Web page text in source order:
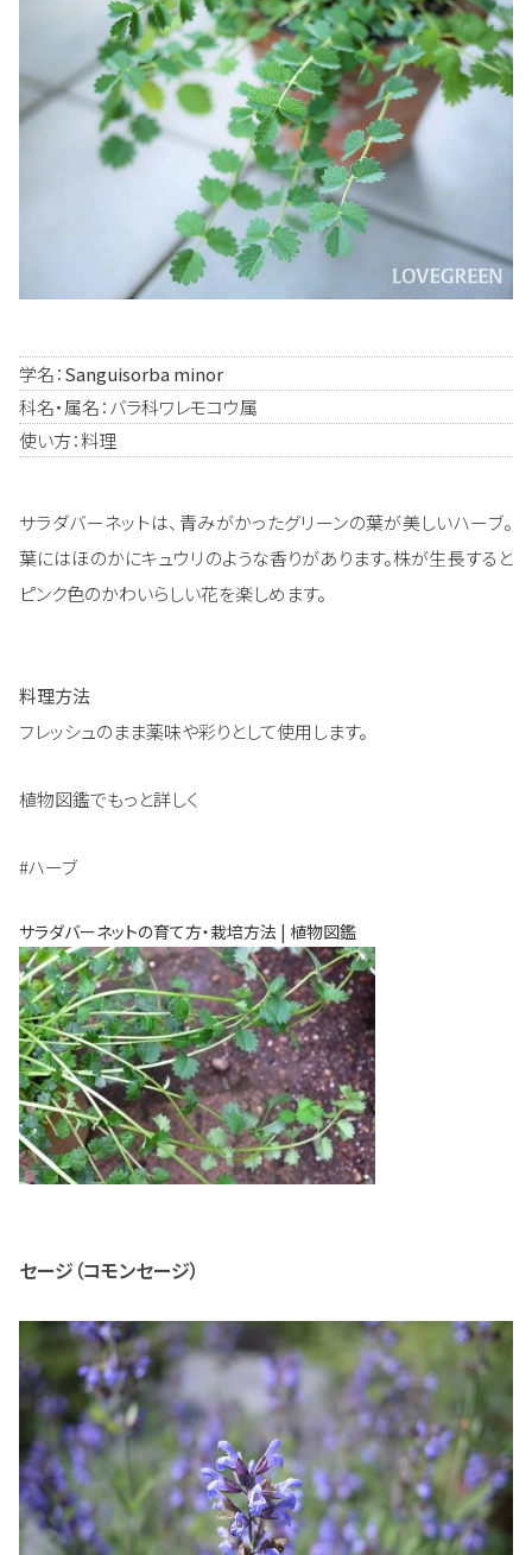
学名：Sanguisorba minor
科名・属名：バラ科ワレモコウ属
使い方：料理
サラダバーネットは、青みがかったグリーンの葉が美しいハーブ。
葉にはほのかにキュウリのような香りがあります。株が生長すると
ピンク色のかわいらしい花を楽しめます。
料理方法
フレッシュのまま薬味や彩りとして使用します。
植物図鑑でもっと詳しく
#ハーブ
サラダバーネットの育て方・栽培方法 | 植物図鑑
セージ（コモンセージ）